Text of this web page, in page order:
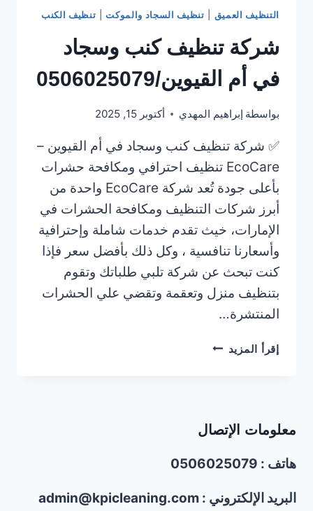
التنظيف العميق تنظيف السجاد والموكت| تنظيف الكنب
شركة تنظيف كنب وسجاد
في أم القيوين/0506025079
بواسطة إبراهيم المهدي أكتوبر 15, 2025
✅ شركة تنظيف كنب وسجاد في أم القيوين –
EcoCare تنظيف احترافي ومكافحة حشرات
بأعلى جودة تُعد شركة EcoCare واحدة من
أبرز شركات التنظيف ومكافحة الحشرات في
الإمارات، خيث تقدم خدمات شاملة وإحترافية
وأسعارنا تنافسية ، وكل ذلك بأفضل سعر فإذا
كنت تبحث عن شركة تلبي طلباتك وتقوم
بتنظيف منزل وتعقمة وتقضي علي الحشرات
المنتشرة…
إقرأ المزيد شركة
أم
معلومات الإتصال
هاتف : 0506025079
البريد الإلكتروني : admin@kpicleaning.com